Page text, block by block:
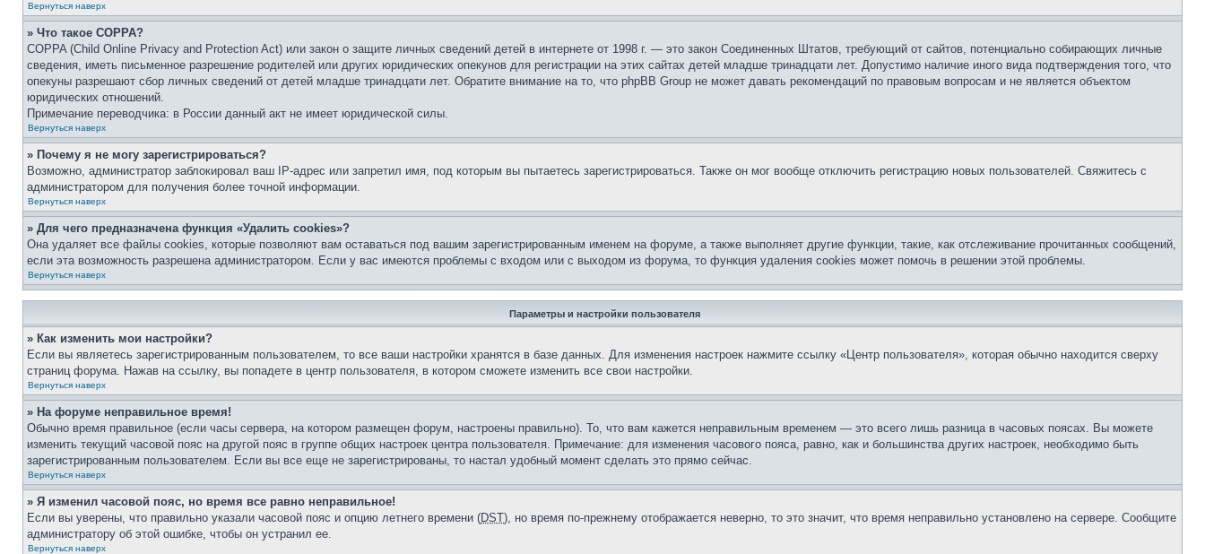
Вернуться наверх
» Что такое COPPA?
COPPA (Child Online Privacy and Protection Act) или закон о защите личных сведений детей в интернете от 1998 г. — это закон Соединенных Штатов, требующий от сайтов, потенциально собирающих личные
сведения, иметь письменное разрешение родителей или других юридических опекунов для регистрации на этих сайтах детей младше тринадцати лет. Допустимо наличие иного вида подтверждения того, что
опекуны разрешают сбор личных сведений от детей младше тринадцати лет. Обратите внимание на то, что phpBB Group не может давать рекомендаций по правовым вопросам и не является объектом
юридических отношений.
Примечание переводчика: в России данный акт не имеет юридической силы.
Вернуться наверх
» Почему я не могу зарегистрироваться?
Возможно, администратор заблокировал ваш IP-адрес или запретил имя, под которым вы пытаетесь зарегистрироваться. Также он мог вообще отключить регистрацию новых пользователей. Свяжитесь с
администратором для получения более точной информации.
Вернуться наверх
» Для чего предназначена функция «Удалить cookies»?
Она удаляет все файлы cookies, которые позволяют вам оставаться под вашим зарегистрированным именем на форуме, а также выполняет другие функции, такие, как отслеживание прочитанных сообщений,
если эта возможность разрешена администратором. Если у вас имеются проблемы с входом или с выходом из форума, то функция удаления cookies может помочь в решении этой проблемы.
Вернуться наверх
Параметры и настройки пользователя
» Как изменить мои настройки?
Если вы являетесь зарегистрированным пользователем, то все ваши настройки хранятся в базе данных. Для изменения настроек нажмите ссылку «Центр пользователя», которая обычно находится сверху
страниц форума. Нажав на ссылку, вы попадете в центр пользователя, в котором сможете изменить все свои настройки.
Вернуться наверх
» На форуме неправильное время!
Обычно время правильное (если часы сервера, на котором размещен форум, настроены правильно). То, что вам кажется неправильным временем — это всего лишь разница в часовых поясах. Вы можете
изменить текущий часовой пояс на другой пояс в группе общих настроек центра пользователя. Примечание: для изменения часового пояса, равно, как и большинства других настроек, необходимо быть
зарегистрированным пользователем. Если вы все еще не зарегистрированы, то настал удобный момент сделать это прямо сейчас.
Вернуться наверх
» Я изменил часовой пояс, но время все равно неправильное!
Если вы уверены, что правильно указали часовой пояс и опцию летнего времени (DST), но время по-прежнему отображается неверно, то это значит, что время неправильно установлено на сервере. Сообщите
администратору об этой ошибке, чтобы он устранил ее.
Вернуться наверх